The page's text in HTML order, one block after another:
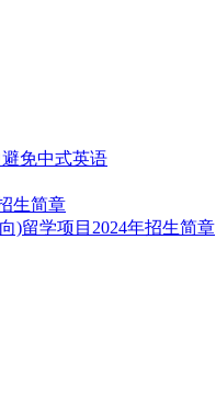
免中式英语
生简章
)留学项目2024年招生简章